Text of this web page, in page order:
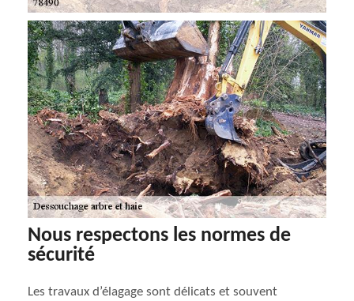
Nous respectons les normes de
sécurité
Les travaux d’élagage sont délicats et souvent